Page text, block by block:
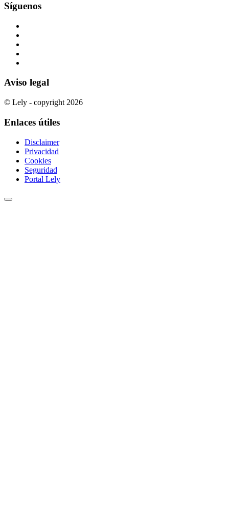
Síguenos
Aviso legal
© Lely - copyright 2026
Enlaces útiles
Disclaimer
Privacidad
Cookies
Seguridad
Portal Lely